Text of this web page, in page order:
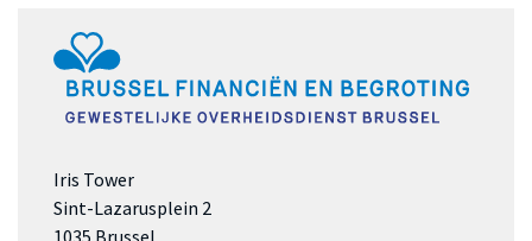
Iris Tower
Sint-Lazarusplein 2